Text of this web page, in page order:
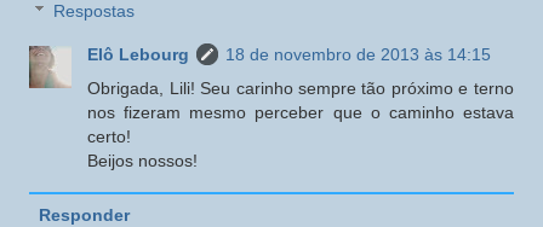
Respostas
Elô Lebourg
18 de novembro de 2013 às 14:15
Obrigada, Lili! Seu carinho sempre tão próximo e terno
nos fizeram mesmo perceber que o caminho estava
certo!
Beijos nossos!
Responder